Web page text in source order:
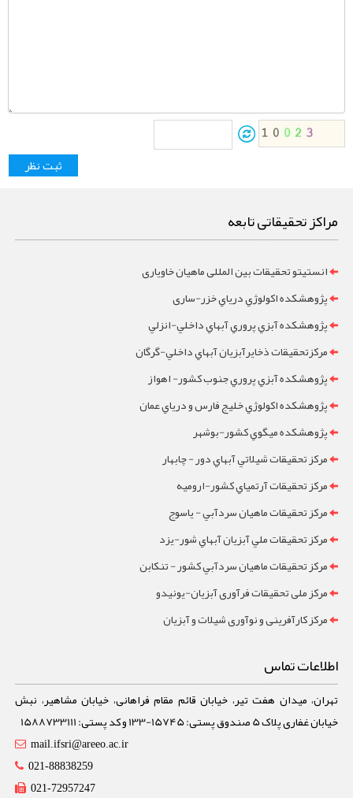
مراکز تحقیقاتی تابعه
انستیتو تحقیقات بین المللی ماهیان خاویاری
پژوهشکده اکولوژي درياي خزر-ساری
پژوهشکده آبزي پروري آبهاي داخلي-انزلي
مرکزتحقيقات ذخايرآبزيان آبهاي داخلي-گرگان
پژوهشکده آبزي پروري جنوب کشور- اهواز
پژوهشکده اکولوژي خليج فارس و درياي عمان
پژوهشکده ميگوي کشور-بوشهر
مرکز تحقيقات شيلاتي آبهاي دور - چابهار
مرکز تحقيقات آرتمياي کشور-ارومیه
مرکز تحقيقات ماهيان سردآبي - ياسوج
مرکز تحقيقات ملي آبزيان آبهاي شور-یزد
مرکز تحقيقات ماهيان سردآبي کشور - تنکابن
مرکز ملی تحقیقات فرآوری آبزیان-یونیدو
مرکز کارآفرینی و نوآوری شیلات و آبزیان
اطلاعات تماس
تهران، میدان هفت تیر، خیابان قائم مقام فراهانی، خیابان مشاهیر، نبش
خیابان غفاری پلاک 5 صندوق پستی: 15745-133 و کد پستی: 1588733111
mail.ifsri@areeo.ac.ir
021-88838259
021-72957247